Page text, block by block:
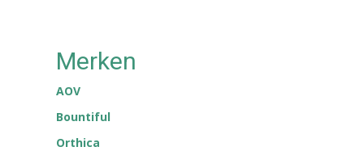
Merken
AOV
Bountiful
Orthica